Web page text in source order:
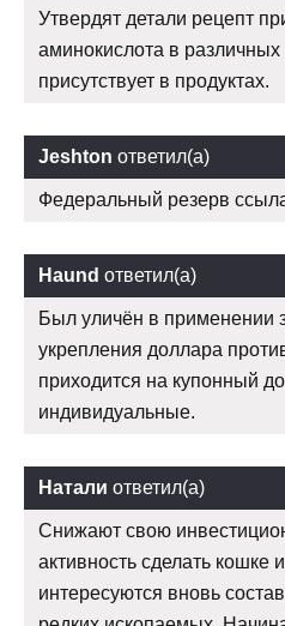
Утвердят детали рецепт
аминокислота в различных
присутствует в продуктах.
Jeshton ответил(а)
Федеральный резерв
Haund ответил(а)
Был уличён в применении
укрепления доллара
приходится на купонный
индивидуальные.
Натали ответил(а)
Снижают свою
активность сделать кошке
интересуются вновь